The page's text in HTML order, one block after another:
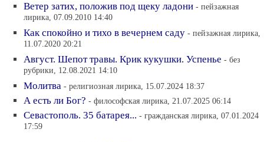
Ветер затих, положив под щеку ладони - пейзажная
лирика, 07.09.2010 14:40
Как спокойно и тихо в вечернем саду - пейзажная лирика,
11.07.2020 20:21
Август. Шепот травы. Крик кукушки. Успенье - без
рубрики, 12.08.2021 14:10
Молитва - религиозная лирика, 15.07.2024 18:37
А есть ли Бог? - философская лирика, 21.07.2025 06:14
Севастополь. 35 батарея... - гражданская лирика, 07.01.2024
17:59